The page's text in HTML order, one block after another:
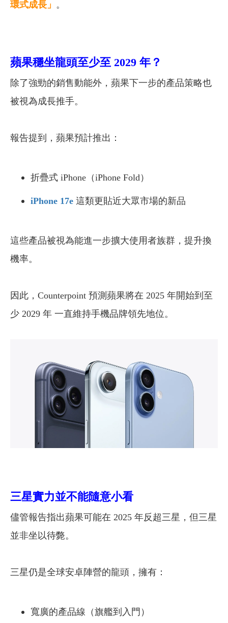
環式成長」 。
蘋果穩坐龍頭至少至 2029 年？
除了強勁的銷售動能外，蘋果下一步的產品策略也
被視為成長推手。
報告提到，蘋果預計推出：
折疊式 iPhone（iPhone Fold）
iPhone 17e 這類更貼近大眾市場的新品
這些產品被視為能進一步擴大使用者族群，提升換
機率。
因此，Counterpoint 預測蘋果將在 2025 年開始到至
少 2029 年 一直維持手機品牌領先地位。
三星實力並不能隨意小看
儘管報告指出蘋果可能在 2025 年反超三星，但三星
並非坐以待斃。
三星仍是全球安卓陣營的龍頭，擁有：
寬廣的產品線（旗艦到入門）